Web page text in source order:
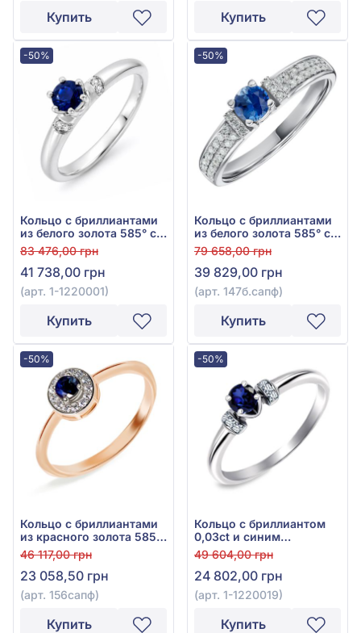
Купить Купить
-50%
Кольцо с бриллиантами
из белого золота 585° с
синим сапфиром 0,43ct
и бриллиантом 0,04ct,
арт. 1-1220001
83 476,00 грн
41 738,00 грн
(арт. 1-1220001)
Купить
-50%
Кольцо с бриллиантами
из белого золота 585° с
синим сапфиром 0,275ct
и бриллиантом 0,152ct,
арт. 147б.сапф
79 658,00 грн
39 829,00 грн
(арт. 147б.сапф)
Купить
-50%
Кольцо с бриллиантами
из красного золота 585°
с синим сапфиром 0,17ct
и бриллиантом 0,065ct,
арт. 156сапф
46 117,00 грн
23 058,50 грн
(арт. 156сапф)
Купить
-50%
Кольцо с бриллиантом
0,03ct и синим
сапфиром 0,22ct из
белого золота 585°, арт.
1-1220019
49 604,00 грн
24 802,00 грн
(арт. 1-1220019)
Купить